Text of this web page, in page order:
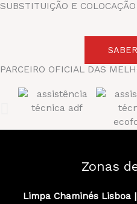
SUBSTITUIÇÃO E COLOCAÇÃO
PARCEIRO OFICIAL DAS
Zonas
Limpa Chaminés Lisboa|